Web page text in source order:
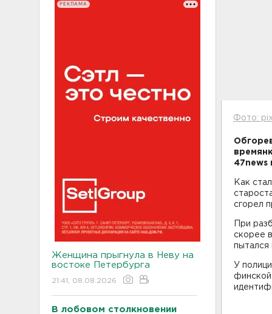
РЕКЛАМА
Женщина прыгнула в Неву на
востоке Петербурга
21:41, 08.08.2026
В лобовом столкновении
Фото:
47news
Как
сгорел
При
скорее
пытался
У